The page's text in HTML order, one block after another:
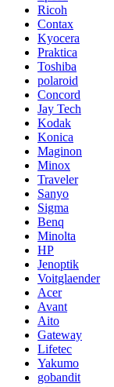
Ricoh
Contax
Kyocera
Praktica
Toshiba
polaroid
Concord
Jay Tech
Kodak
Konica
Maginon
Minox
Traveler
Sanyo
Sigma
Benq
Minolta
HP
Jenoptik
Voitglaender
Acer
Avant
Aito
Gateway
Lifetec
Yakumo
gobandit